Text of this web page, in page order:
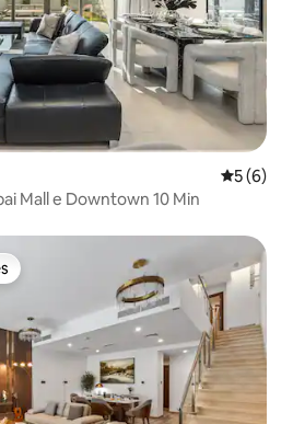
5 de
5 (6)
Mall e Downtown 10 Min